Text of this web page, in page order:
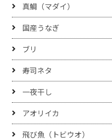
真鯛（マダイ）
国産うなぎ
ブリ
寿司ネタ
一夜干し
アオリイカ
飛び魚（トビウオ）